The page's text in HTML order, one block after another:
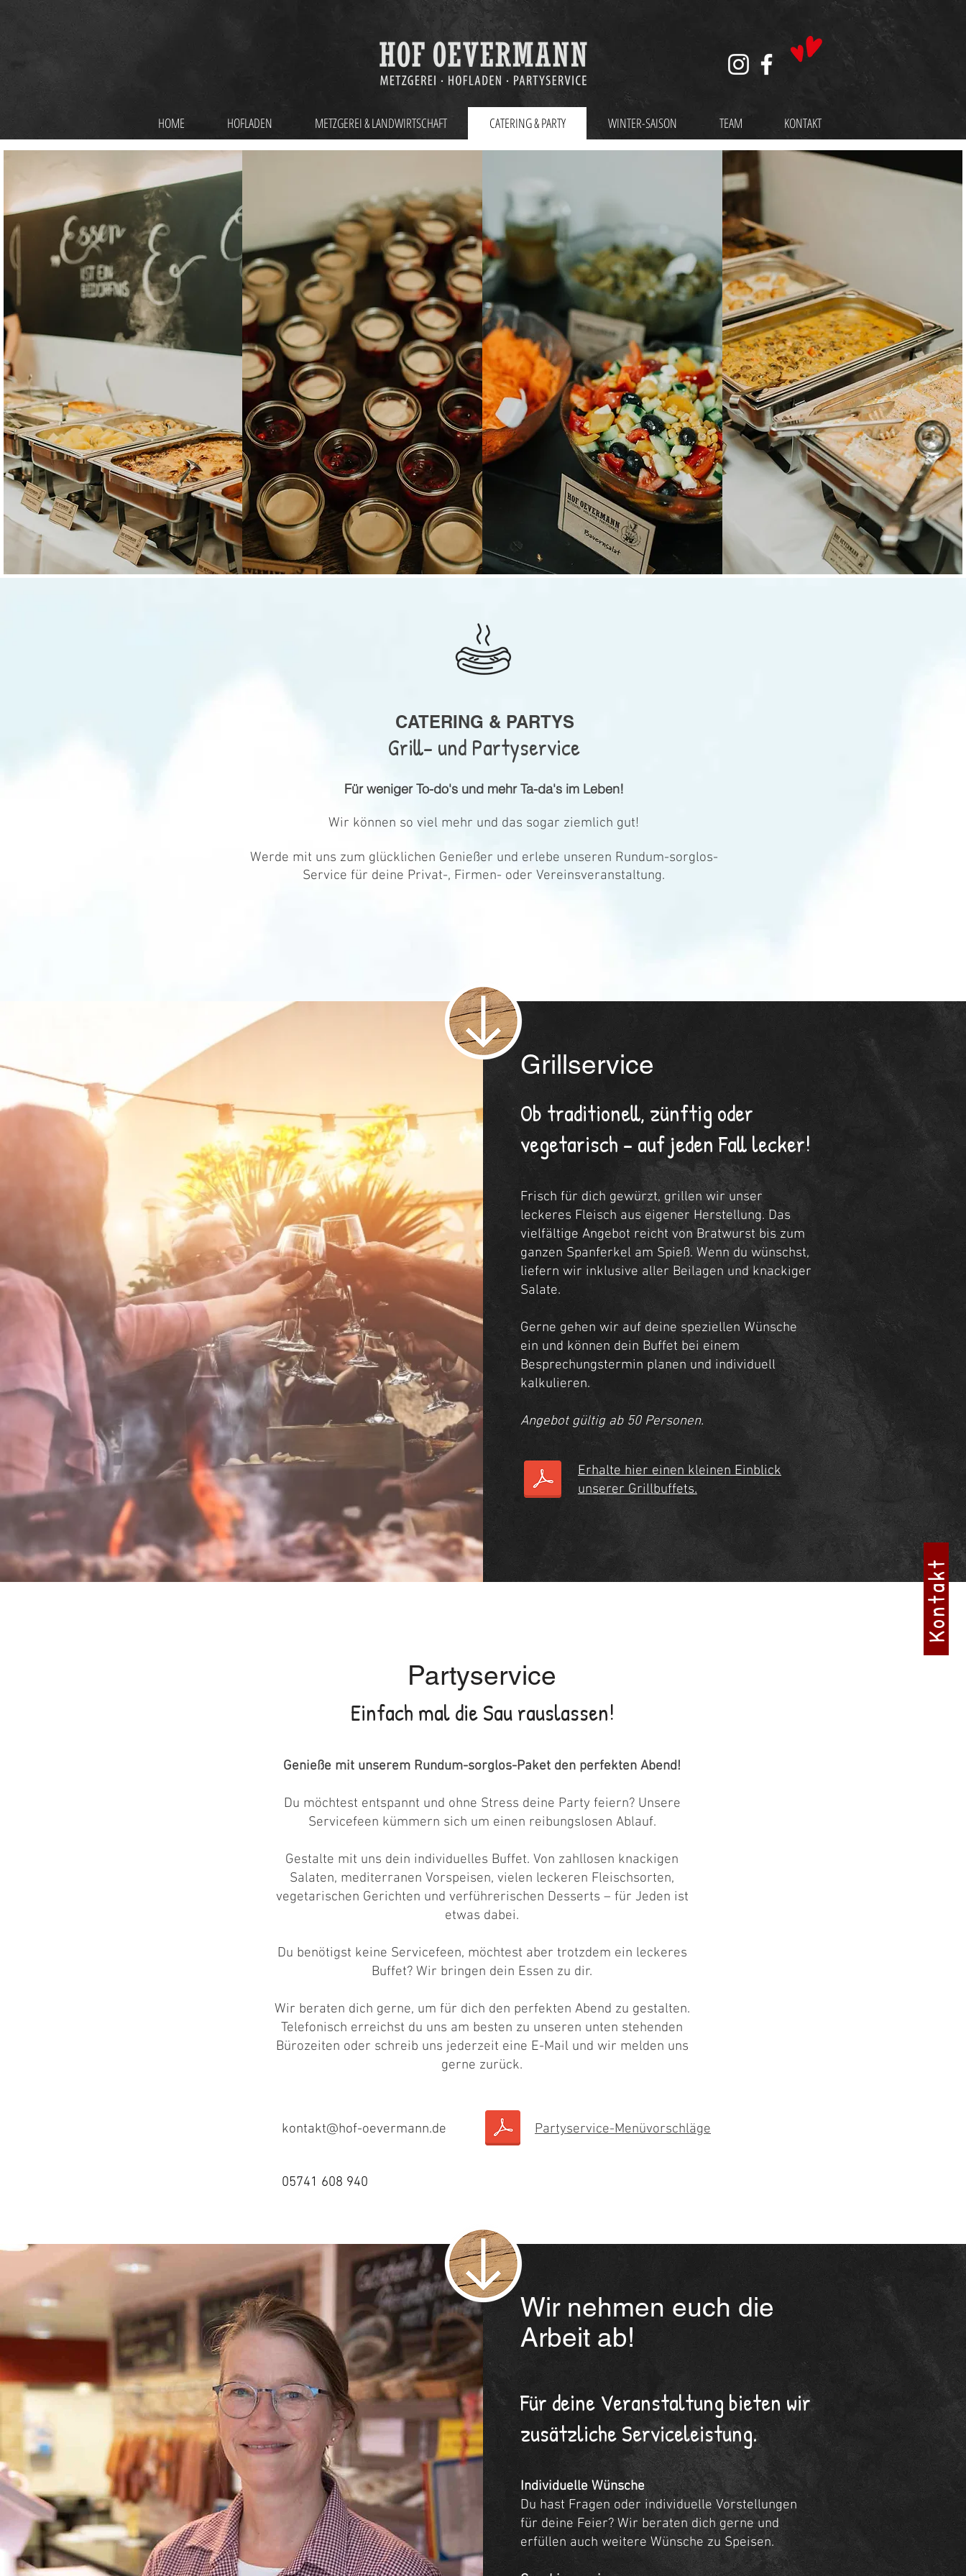
HOME HOFLADEN METZGEREI & LANDWIRTSCHAFT CATERING & PARTY WINTER-SAISON TEAM KONTAKT
Kontakt
CATERING & PARTYS
Grill- und Partyservice
Für weniger To-do's und mehr Ta-da's im Leben!
Wir können so viel mehr und das sogar ziemlich gut!
Werde mit uns zum glücklichen Genießer und erlebe unseren Rundum-sorglos-
Service für deine Privat-, Firmen- oder Vereinsveranstaltung.
Grillservice
Ob traditionell, zünftig oder
vegetarisch – auf jeden Fall lecker!
Frisch für dich gewürzt, grillen wir unser
leckeres Fleisch aus eigener Herstellung. Das
vielfältige Angebot reicht von Bratwurst bis zum
ganzen Spanferkel am Spieß. Wenn du wünschst,
liefern wir inklusive aller Beilagen und knackiger
Salate.
Gerne gehen wir auf deine speziellen Wünsche
ein und können dein Buffet bei einem
Besprechungstermin planen und individuell
kalkulieren.
Angebot gültig ab 50 Personen.
Erhalte hier einen kleinen Einblick
unserer Grillbuffets.
Partyservice
Einfach mal die Sau rauslassen!
Genieße mit unserem Rundum-sorglos-Paket den perfekten Abend!
Du möchtest entspannt und ohne Stress deine Party feiern? Unsere
Servicefeen kümmern sich um einen reibungslosen Ablauf.
Gestalte mit uns dein individuelles Buffet. Von zahllosen knackigen
Salaten, mediterranen Vorspeisen, vielen leckeren Fleischsorten,
vegetarischen Gerichten und verführerischen Desserts – für Jeden ist
etwas dabei.
Du benötigst keine Servicefeen, möchtest aber trotzdem ein leckeres
Buffet? Wir bringen dein Essen zu dir.
Wir beraten dich gerne, um für dich den perfekten Abend zu gestalten.
Telefonisch erreichst du uns am besten zu unseren unten stehenden
Bürozeiten oder schreib uns jederzeit eine E-Mail und wir melden uns
gerne zurück.
kontakt@hof-oevermann.de Partyservice-Menüvorschläge
05741 608 940
Wir nehmen euch die
Arbeit ab!
Für deine Veranstaltung bieten wir
zusätzliche Serviceleistung.
Individuelle Wünsche
Du hast Fragen oder individuelle Vorstellungen
für deine Feier? Wir beraten dich gerne und
erfüllen auch weitere Wünsche zu Speisen.